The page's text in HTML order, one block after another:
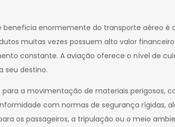
enormemente do transporte aéreo é
muitas vezes possuem alto valor
constante. A aviação oferece o nível de
seu destino.
a movimentação de materiais perigosos,
com normas de segurança rígidas,
os passageiros, a tripulação ou o meio